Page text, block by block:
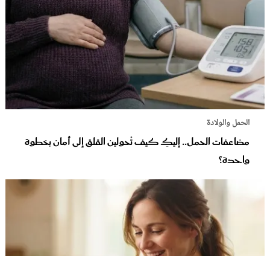
الحمل والولادة
مضاعفات الحمل.. إليكِ كيف تُحولين القلق إلى أمان بخطوة
واحدة؟